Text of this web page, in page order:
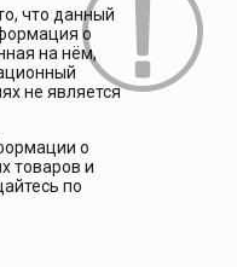
что данный
о
на нём,
не является
о
товаров и
по